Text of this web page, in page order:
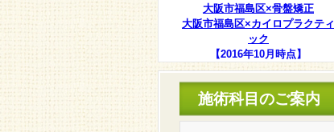
大阪市福島区×骨盤矯正
大阪市福島区×カイロプラクティ
ック
【2016年10月時点】
施術科目のご案内